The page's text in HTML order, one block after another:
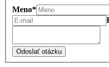
Meno*
Odoslať otázku